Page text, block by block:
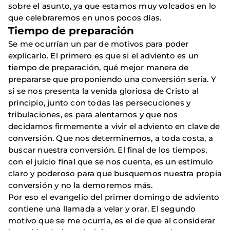
sobre el asunto, ya que estamos muy volcados en lo
que celebraremos en unos pocos días.
Tiempo de preparación
Se me ocurrían un par de motivos para poder
explicarlo. El primero es que si el adviento es un
tiempo de preparación, qué mejor manera de
prepararse que proponiendo una conversión seria. Y
si se nos presenta la venida gloriosa de Cristo al
principio, junto con todas las persecuciones y
tribulaciones, es para alentarnos y que nos
decidamos firmemente a vivir el adviento en clave de
conversión. Que nos determinemos, a toda costa, a
buscar nuestra conversión. El final de los tiempos,
con el juicio final que se nos cuenta, es un estímulo
claro y poderoso para que busquemos nuestra propia
conversión y no la demoremos más.
Por eso el evangelio del primer domingo de adviento
contiene una llamada a velar y orar. El segundo
motivo que se me ocurría, es el de que al considerar